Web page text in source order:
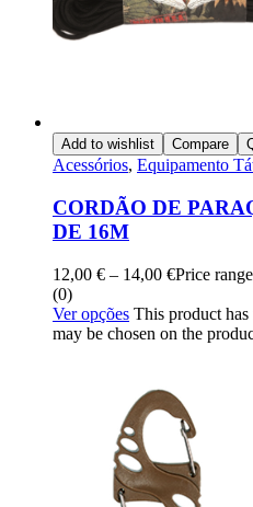
Add to wishlist Compare
Acessórios, Equipamento
CORDÃO DE
DE 16M
12,00 € – 14,00 €Price
(0)
Ver opções This product
may be chosen on the